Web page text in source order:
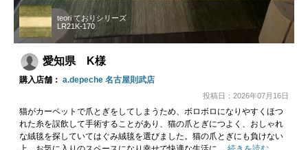
teori ておりシリーズ
LR21K-170
愛知県 K様
購入店舗： a.depeche 名古屋則武店
投稿日：2026年07月16日
猫がカーペットで爪とぎをしてしまうため、ボロボロになりやすくほつ
れた糸を誤飲して手術することがあり、猫の爪とぎにつよく、おしゃれ
な絨毯を探していてはぐみ絨毯を選びました。猫の爪とぎにも負けない